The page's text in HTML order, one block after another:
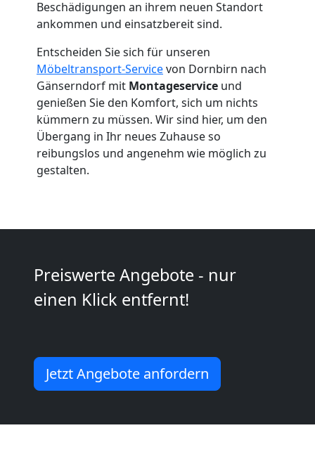
Beschädigungen an ihrem neuen Standort
ankommen und einsatzbereit sind.
Entscheiden Sie sich für unseren
Möbeltransport-Servicevon Dornbirn nach
Gänserndorf mit Montageservice und
genießen Sie den Komfort, sich um nichts
kümmern zu müssen. Wir sind hier, um den
Übergang in Ihr neues Zuhause so
reibungslos und angenehm wie möglich zu
gestalten.
Preiswerte Angebote - nur
einen Klick entfernt!
Jetzt Angebote anfordern
Dornbirn
Umzug
Mann
LKW
Dornbirn
Kunsttransport
Dornbirn
Umzug